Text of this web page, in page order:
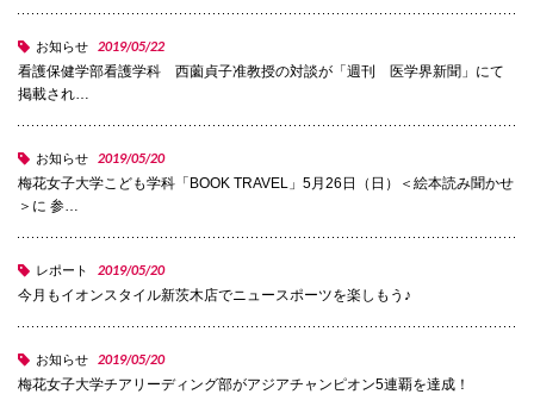
入試情報
交通アクセス
072-643-6221
入試広報部
お知らせ 2019/05/22
看護保健学部看護学科 西薗貞子准教授の対談が「週刊 医学界新聞」にて
掲載され…
お知らせ 2019/05/20
梅花女子大学こども学科「BOOK TRAVEL」5月26日（日）＜絵本読み聞かせ
＞に 参…
レポート 2019/05/20
今月もイオンスタイル新茨木店でニュースポーツを楽しもう♪
お知らせ 2019/05/20
梅花女子大学チアリーディング部がアジアチャンピオン5連覇を達成！